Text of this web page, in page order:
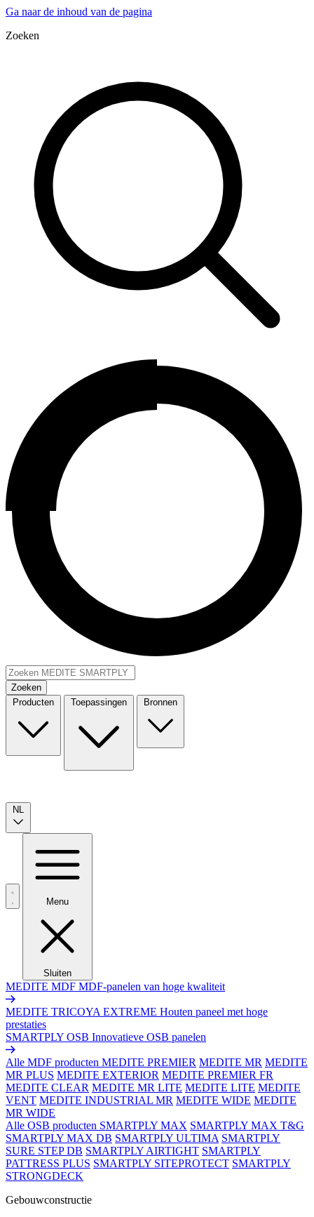
Ga naar de inhoud van de pagina
Zoeken
Zoeken
Producten
Toepassingen Bronnen
NL
Menu
Sluiten
MEDITE MDF MDF-panelen van hoge kwaliteit
MEDITE TRICOYA EXTREME Houten paneel met hoge
prestaties
SMARTPLY OSB Innovatieve OSB panelen
Alle MDF producten MEDITE PREMIER MEDITE MR MEDITE
MR PLUS MEDITE EXTERIOR MEDITE PREMIER FR
MEDITE CLEAR MEDITE MR LITE MEDITE LITE MEDITE
VENT MEDITE INDUSTRIAL MR MEDITE WIDE MEDITE
MR WIDE
Alle OSB producten SMARTPLY MAX SMARTPLY MAX T&G
SMARTPLY MAX DB SMARTPLY ULTIMA SMARTPLY
SURE STEP DB SMARTPLY AIRTIGHT SMARTPLY
PATTRESS PLUS SMARTPLY SITEPROTECT SMARTPLY
STRONGDECK
Gebouwconstructie